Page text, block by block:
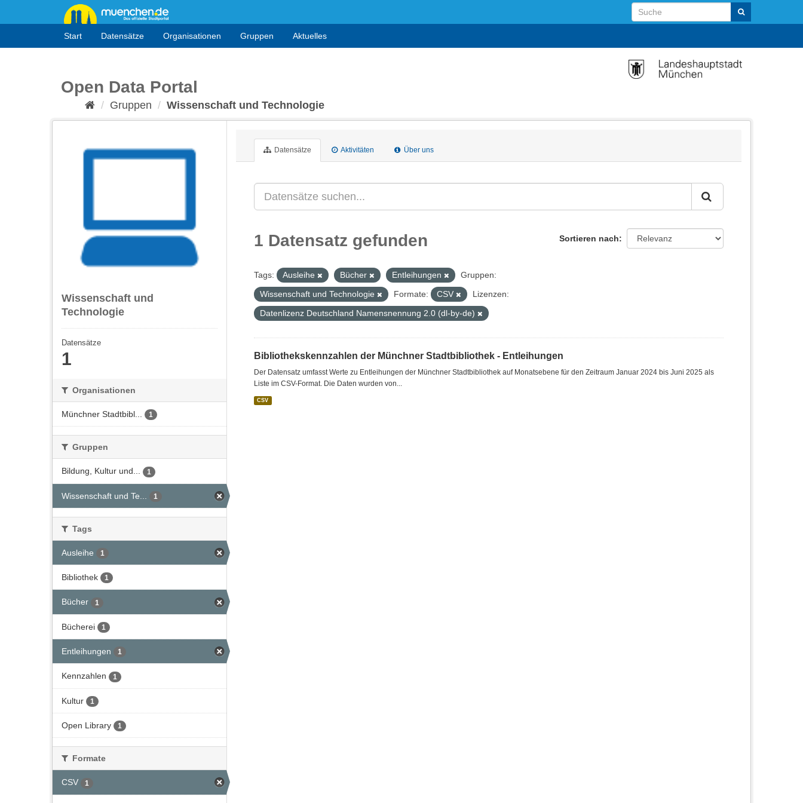
Start Datensätze Organisationen Gruppen Aktuelles
Open Data Portal
Gruppen Wissenschaft und Technologie
Wissenschaft und
Technologie
Datensätze
1
Organisationen
Münchner Stadtbibl... 1
Gruppen
Bildung, Kultur und... 1
Wissenschaft und Te... 1
Tags
Ausleihe 1
Bibliothek 1
Bücher 1
Bücherei 1
Entleihungen 1
Kennzahlen 1
Kultur 1
Open Library 1
Formate
CSV 1
Datensätze Aktivitäten Über uns
Sortieren nach
1 Datensatz gefunden
Tags: Ausleihe Bücher Entleihungen
Gruppen:
Wissenschaft und Technologie
Formate: CSV
Lizenzen:
Datenlizenz Deutschland Namensnennung 2.0 (dl-by-de)
Bibliothekskennzahlen der Münchner Stadtbibliothek - Entleihungen
Der Datensatz umfasst Werte zu Entleihungen der Münchner Stadtbibliothek auf Monatsebene für den Zeitraum Januar 2024 bis Juni 2025 als
Liste im CSV-Format. Die Daten wurden von...
CSV